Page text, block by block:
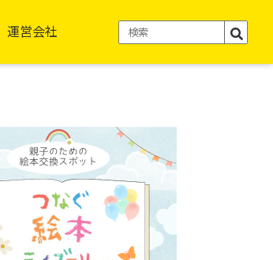
運営会社